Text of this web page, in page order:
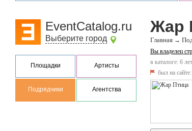
EventCatalog.ru
Выберите город
Площадки Артисты
Подрядчики Агентства
Жар
Главная →
Вы владелец
в каталоге: 6
был на сайте: